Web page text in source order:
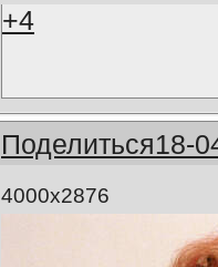
+4
Поделиться18-
4000x2876